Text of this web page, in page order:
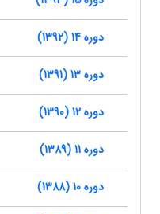
دوره 14 (1392)
دوره 13 (1391)
دوره 12 (1390)
دوره 11 (1389)
دوره 10 (1388)